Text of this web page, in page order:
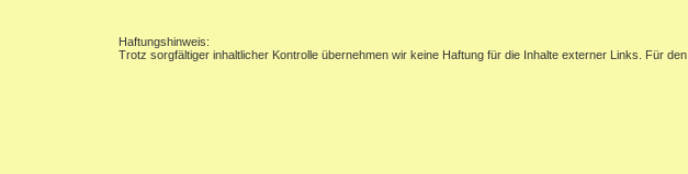
Haftungshinweis:
Trotz sorgfältiger inhaltlicher Kontrolle übernehmen wir keine Haftung für die Inhalte externer Links. Für